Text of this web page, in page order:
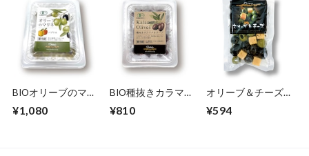
BIOオリーブのマリ
180g
¥1,080
BIO種抜きカラマタ
¥810
オリーブ＆チーズ
¥594